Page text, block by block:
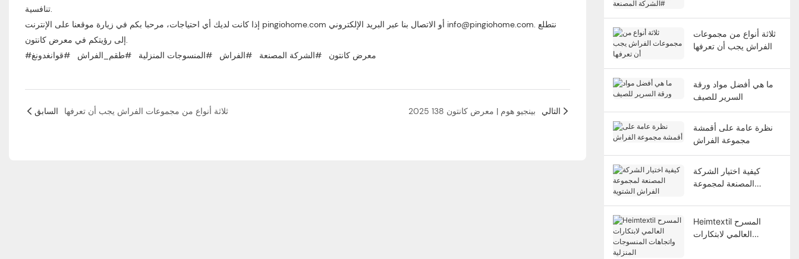
تنافسية.
إذا كانت لديك أي احتياجات، مرحبا بكم في زيارة موقعنا على الإنترنت pingiohome.com أو الاتصال بنا عبر البريد الإلكتروني info@pingiohome.com. نتطلع
إلى رؤيتكم في معرض كانتون.
#معرض كانتون
#الشركة المصنعة #الفراش #المنسوجات المنزلية #طقم_الفراش #قوانغدونغ
السابق ثلاثة أنواع من مجموعات الفراش يجب أن تعرفها بينجيو هوم | معرض كانتون 138 2025 التالي
ثلاثة أنواع من مجموعات
الفراش يجب أن تعرفها
ما هي أفضل مواد ورقة
السرير للصيف
نظرة عامة على أقمشة
مجموعة الفراش
كيفية اختيار الشركة
المصنعة لمجموعة
Heimtextil المسرح
العالمي لابتكارات